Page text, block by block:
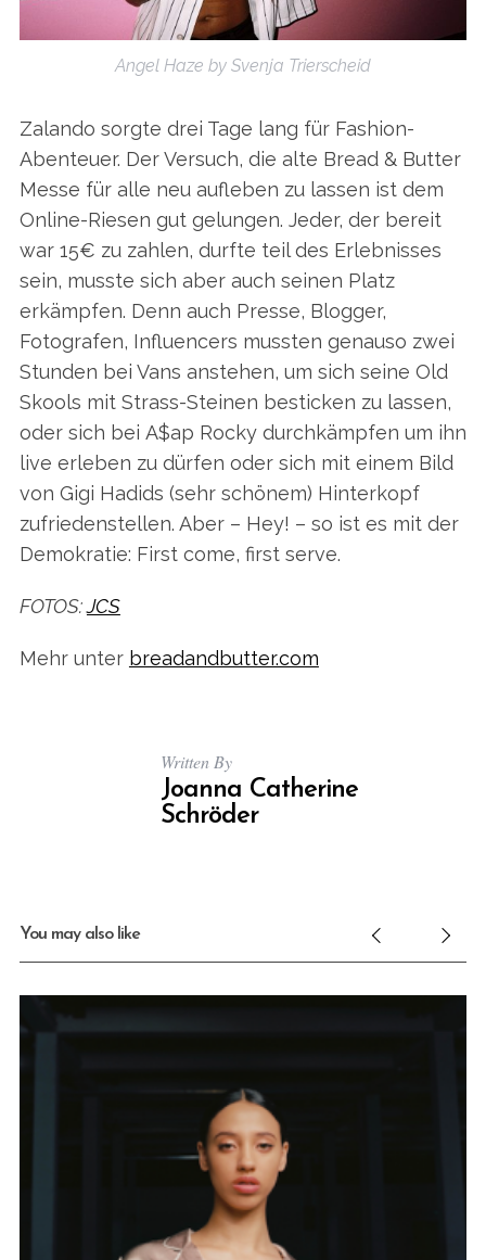
Angel Haze by Svenja Trierscheid
Zalando sorgte drei Tage lang für Fashion-
Abenteuer. Der Versuch, die alte Bread & Butter
Messe für alle neu aufleben zu lassen ist dem
Online-Riesen gut gelungen. Jeder, der bereit
war 15€ zu zahlen, durfte teil des Erlebnisses
sein, musste sich aber auch seinen Platz
erkämpfen. Denn auch Presse, Blogger,
Fotografen, Influencers mussten genauso zwei
Stunden bei Vans anstehen, um sich seine Old
Skools mit Strass-Steinen besticken zu lassen,
oder sich bei A$ap Rocky durchkämpfen um ihn
live erleben zu dürfen oder sich mit einem Bild
von Gigi Hadids (sehr schönem) Hinterkopf
zufriedenstellen. Aber – Hey! – so ist es mit der
Demokratie: First come, first serve.
FOTOS:JCS
Mehr unter breadandbutter.com
Written By
Joanna Catherine
Schröder
You may also like